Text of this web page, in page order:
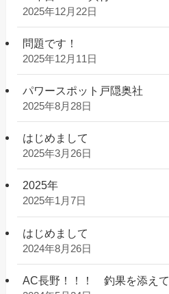
2025年12月22日
問題です！
2025年12月11日
パワースポット戸隠奥社
2025年8月28日
はじめまして
2025年3月26日
2025年
2025年1月7日
はじめまして
2024年8月26日
AC長野！！！ 釣果を添えて